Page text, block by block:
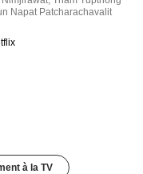
Napat Patcharachavalit
à la TV